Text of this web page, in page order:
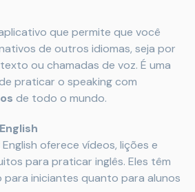
que permite que você
de outros idiomas, seja por
ou chamadas de voz. É uma
praticar o speaking com
de todo o mundo.
English oferece vídeos, lições e
para praticar inglês. Eles têm
iniciantes quanto para alunos